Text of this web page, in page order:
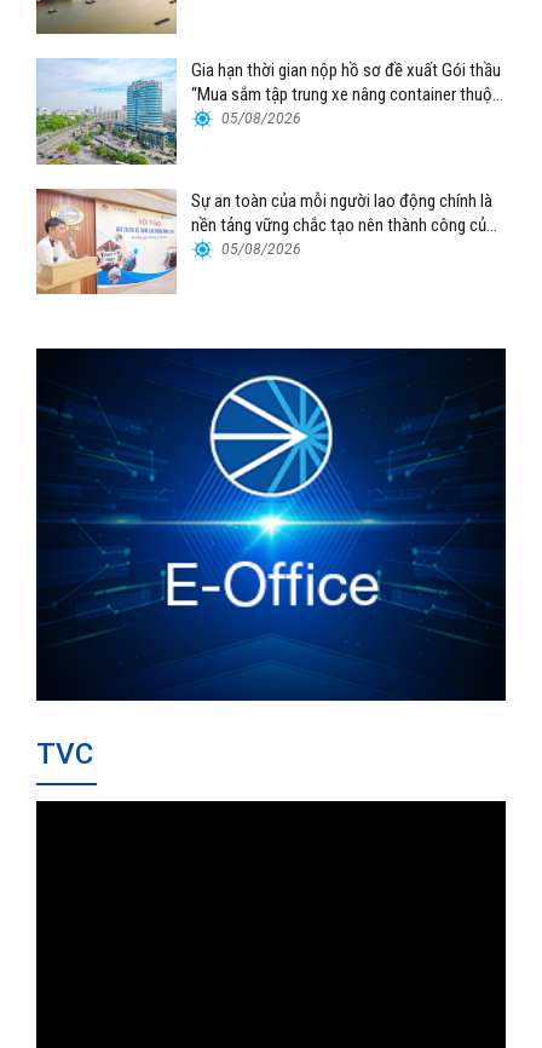
Gia hạn thời gian nộp hồ sơ đề xuất Gói thầu
“Mua sắm tập trung xe nâng container thuộc
Tổng công ty Hàng hải Việt Nam – CTCP”
05/08/2026
Sự an toàn của mỗi người lao động chính là
nền tảng vững chắc tạo nên thành công của
Cảng Đà Nẵng
05/08/2026
TVC